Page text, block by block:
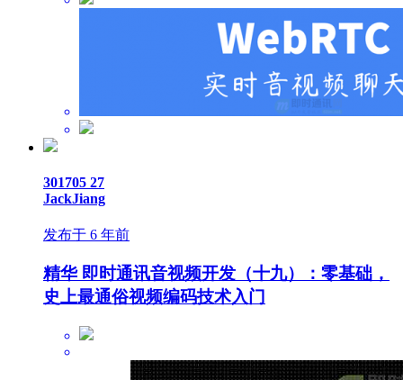
301705 27
JackJiang
发布于 6 年前
精华 即时通讯音视频开发（十九）：零基础，
史上最通俗视频编码技术入门